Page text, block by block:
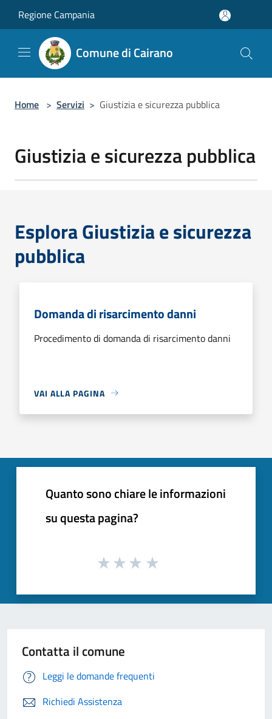
Regione Campania
Comune di Cairano
Home > Servizi > Giustizia e sicurezza pubblica
Giustizia e sicurezza pubblica
Esplora Giustizia e sicurezza
pubblica
Domanda di risarcimento danni
Procedimento di domanda di risarcimento danni
VAI ALLA PAGINA
Quanto sono chiare le informazioni
su questa pagina?
Contatta il comune
Leggi le domande frequenti
Richiedi Assistenza